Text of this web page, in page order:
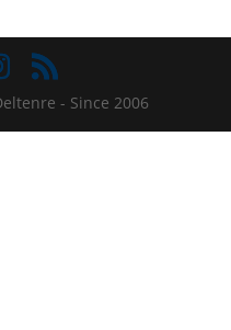
- Since 2006